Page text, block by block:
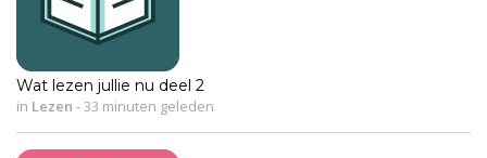
Wat lezen jullie nu deel 2
in Lezen - 33 minuten geleden